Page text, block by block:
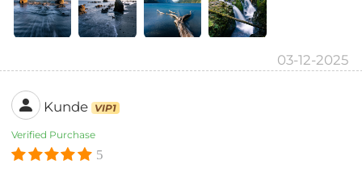
03-12-2025
Kunde VIP1
Verified Purchase
5